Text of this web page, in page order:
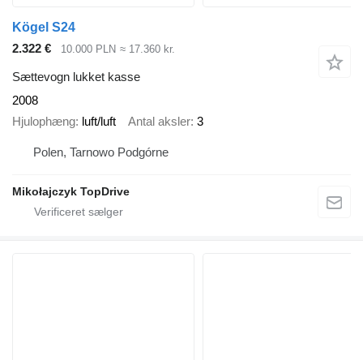
Kögel S24
2.322 €
10.000 PLN ≈ 17.360 kr.
Sættevogn lukket kasse
2008
Hjulophæng luft/luft Antal aksler 3
Polen, Tarnowo Podgórne
Mikołajczyk TopDrive